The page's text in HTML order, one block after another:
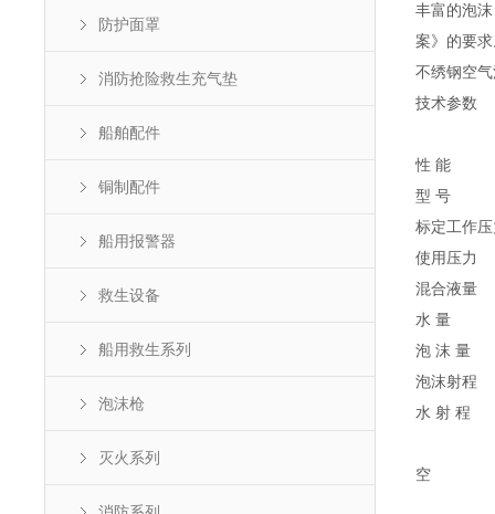
防护面罩
消防抢险救生充气垫
船舶配件
铜制配件
船用报警器
救生设备
船用救生系列
泡沫枪
灭火系列
丰富的泡
案》的要
不绣钢空
技术参数
性 能
型 号
标定工作
使用压力
混合液量
水 量
泡 沫 量
泡沫射程
水 射 程
空